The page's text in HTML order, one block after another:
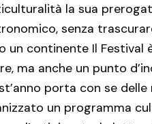
la sua
senza
un continente Il Festival
ma anche un punto
porta con se
un programma